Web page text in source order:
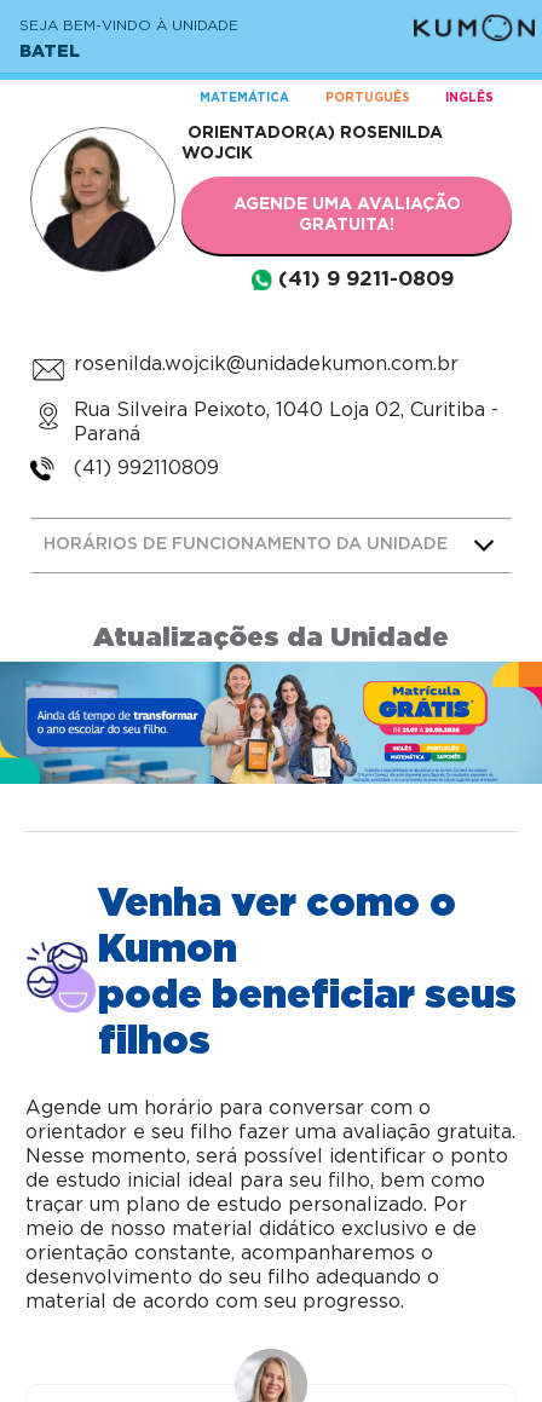
SEJA BEM-VINDO À UNIDADE
BATEL
MATEMÁTICA PORTUGUÊS INGLÊS
ORIENTADOR(A) ROSENILDA
WOJCIK
AGENDE UMA AVALIAÇÃO
GRATUITA!
(41) 9 9211-0809
rosenilda.wojcik@unidadekumon.com.br
Rua Silveira Peixoto, 1040 Loja 02, Curitiba -
Paraná
(41) 992110809
HORÁRIOS DE FUNCIONAMENTO DA UNIDADE
Atualizações da Unidade
Venha ver como o
Kumon
pode beneficiar seus
filhos
Agende um horário para conversar com o
orientador e seu filho fazer uma avaliação gratuita.
Nesse momento, será possível identificar o ponto
de estudo inicial ideal para seu filho, bem como
traçar um plano de estudo personalizado. Por
meio de nosso material didático exclusivo e de
orientação constante, acompanharemos o
desenvolvimento do seu filho adequando o
material de acordo com seu progresso.